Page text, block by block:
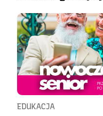
EDUKACJA